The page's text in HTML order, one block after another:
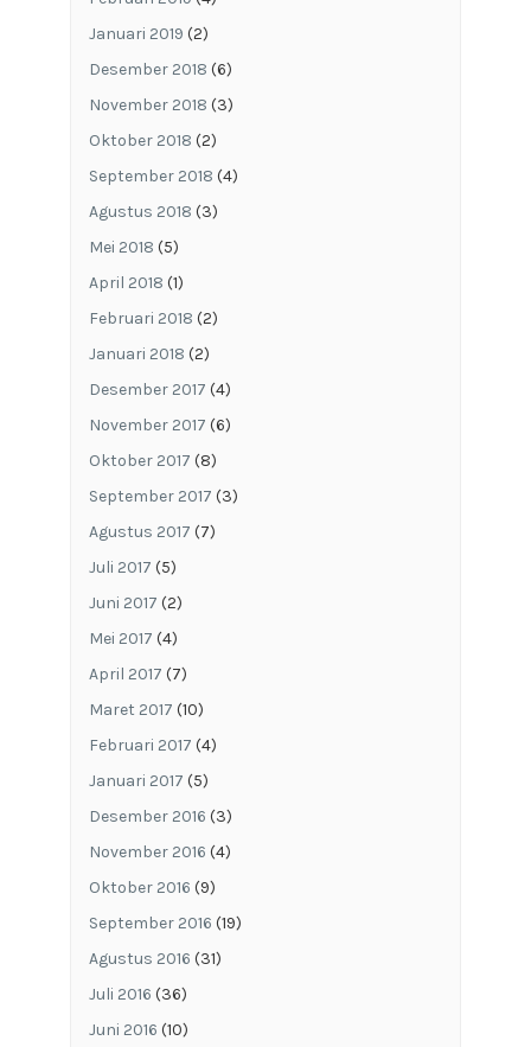
Januari 2019 (2)
Desember 2018 (6)
November 2018 (3)
Oktober 2018 (2)
September 2018 (4)
Agustus 2018 (3)
Mei 2018 (5)
April 2018 (1)
Februari 2018 (2)
Januari 2018 (2)
Desember 2017 (4)
November 2017 (6)
Oktober 2017 (8)
September 2017 (3)
Agustus 2017 (7)
Juli 2017 (5)
Juni 2017 (2)
Mei 2017 (4)
April 2017 (7)
Maret 2017 (10)
Februari 2017 (4)
Januari 2017 (5)
Desember 2016 (3)
November 2016 (4)
Oktober 2016 (9)
September 2016 (19)
Agustus 2016 (31)
Juli 2016 (36)
Juni 2016 (10)